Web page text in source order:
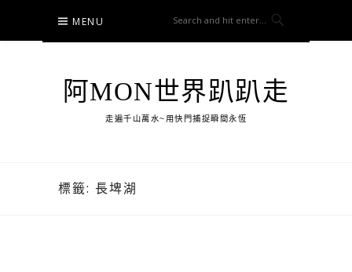
content
MENU
阿MON世界趴趴走
走遍千山萬水~用快門捕捉瞬間永恆
標籤: 長埤湖